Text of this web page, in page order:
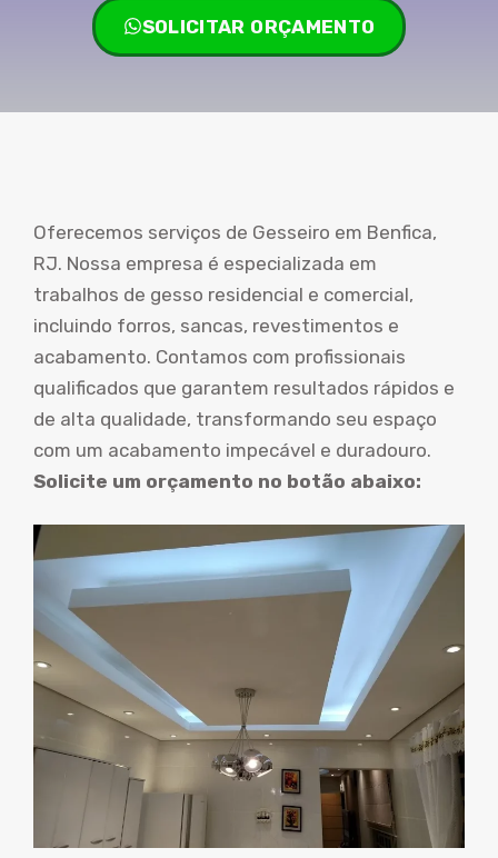
SOLICITAR ORÇAMENTO
Oferecemos serviços de Gesseiro em Benfica,
RJ. Nossa empresa é especializada em
trabalhos de gesso residencial e comercial,
incluindo forros, sancas, revestimentos e
acabamento. Contamos com profissionais
qualificados que garantem resultados rápidos e
de alta qualidade, transformando seu espaço
com um acabamento impecável e duradouro.
Solicite um orçamento no botão abaixo: